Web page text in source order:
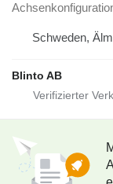
Schweden,
Blinto AB